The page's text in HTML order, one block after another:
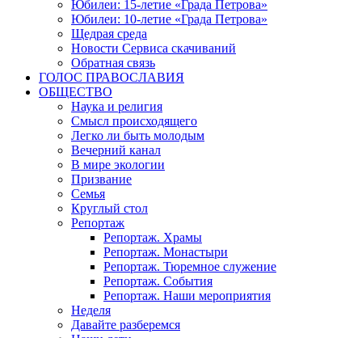
Юбилеи: 15-летие «Града Петрова»
Юбилеи: 10-летие «Града Петрова»
Щедрая среда
Новости Сервиса скачиваний
Обратная связь
ГОЛОС ПРАВОСЛАВИЯ
ОБЩЕСТВО
Наука и религия
Смысл происходящего
Легко ли быть молодым
Вечерний канал
В мире экологии
Призвание
Семья
Круглый стол
Репортаж
Репортаж. Храмы
Репортаж. Монастыри
Репортаж. Тюремное служение
Репортаж. События
Репортаж. Наши мероприятия
Неделя
Давайте разберемся